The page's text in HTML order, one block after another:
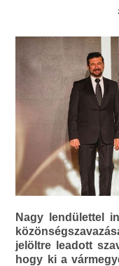
Nagy lendülettel
jelöltre leadott
hogy ki a